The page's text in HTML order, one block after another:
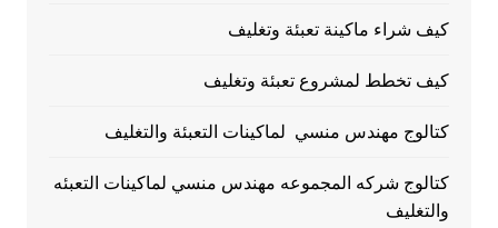
كيف شراء ماكينة تعبئة وتغليف
كيف تخطط لمشروع تعبئة وتغليف
كتالوج مهندس منسي لماكينات التعبئة والتغليف
كتالوج شركه المجموعه مهندس منسي لماكينات التعبئه
والتغليف